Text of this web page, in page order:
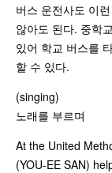
버스 운전사도 이
않아도 된다. 중학
있어 학교 버스를
할 수 있다.
(singing)
노래를 부르며
At the United
(YOU-EE SAN)